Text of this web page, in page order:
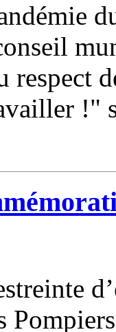
respect
!"